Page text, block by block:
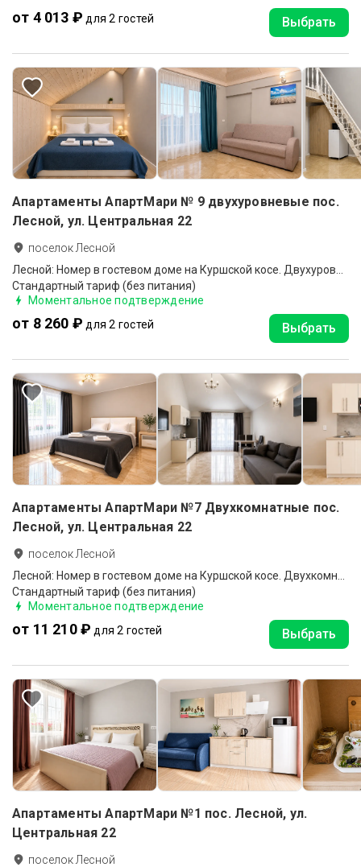
от 4 013 ₽ для 2 гостей Выбрать
Апартаменты АпартМари № 9 двухуровневые пос.
Лесной, ул. Центральная 22
поселок Лесной
Стандартный тариф (без питания)
Моментальное подтверждение
от 8 260 ₽ для 2 гостей Выбрать
Апартаменты АпартМари №7 Двухкомнатные пос.
Лесной, ул. Центральная 22
поселок Лесной
Стандартный тариф (без питания)
Моментальное подтверждение
от 11 210 ₽ для 2 гостей Выбрать
Апартаменты АпартМари №1 пос. Лесной, ул.
Центральная 22
поселок Лесной